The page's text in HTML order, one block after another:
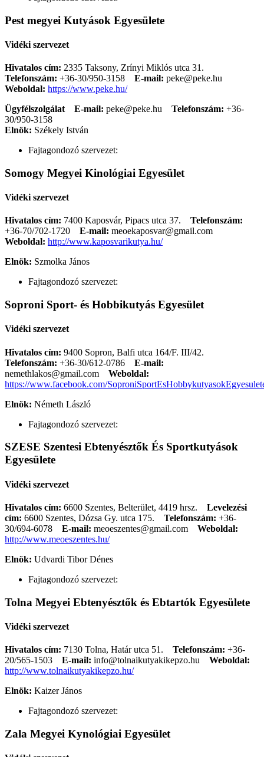
Pest megyei Kutyások Egyesülete
Vidéki szervezet
Hivatalos cím: 2335 Taksony, Zrínyi Miklós utca 31.
Telefonszám: +36-30/950-3158 E-mail: peke@peke.hu
Weboldal: https://www.peke.hu/
Ügyfélszolgálat
E-mail: peke@peke.hu Telefonszám: +36-
30/950-3158
Elnök: Székely István
Fajtagondozó szervezet:
Somogy Megyei Kinológiai Egyesület
Vidéki szervezet
Hivatalos cím: 7400 Kaposvár, Pipacs utca 37. Telefonszám:
+36-70/702-1720
E-mail: meoekaposvar@gmail.com
Weboldal: http://www.kaposvarikutya.hu/
Elnök: Szmolka János
Fajtagondozó szervezet:
Soproni Sport- és Hobbikutyás Egyesület
Vidéki szervezet
Hivatalos cím: 9400 Sopron, Balfi utca 164/F. III/42.
Telefonszám: +36-30/612-0786
E-mail:
nemethlakos@gmail.com
Weboldal:
https://www.facebook.com/
Elnök: Németh László
Fajtagondozó szervezet:
SZESE Szentesi Ebtenyésztők És Sportkutyások
Egyesülete
Vidéki szervezet
Hivatalos cím: 6600 Szentes, Belterület, 4419 hrsz. Levelezési
cím: 6600 Szentes, Dózsa Gy. utca 175. Telefonszám: +36-
30/694-6078
E-mail: meoeszentes@gmail.com
Weboldal:
http://www.meoeszentes.hu/
Elnök: Udvardi Tibor Dénes
Fajtagondozó szervezet:
Tolna Megyei Ebtenyésztők és Ebtartók Egyesülete
Vidéki szervezet
Hivatalos cím: 7130 Tolna, Határ utca 51. Telefonszám: +36-
20/565-1503
E-mail: info@tolnaikutyakikepzo.hu
Weboldal:
http://www.tolnaikutyakikepzo.hu/
Elnök: Kaizer János
Fajtagondozó szervezet:
Zala Megyei Kynológiai Egyesület